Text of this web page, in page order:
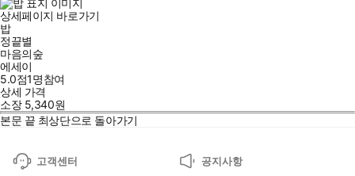
상세페이지 바로가기
밥
정끝별
마음의숲
에세이
5.0점1명참여
상세 가격
소장 5,340원
본문 끝 최상단으로 돌아가기
고객센터 공지사항